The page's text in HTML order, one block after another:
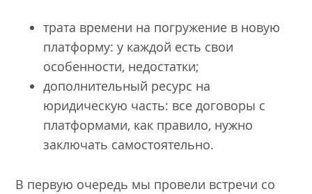
трата времени на погружение в новую
платформу: у каждой есть свои
особенности, недостатки;
дополнительный ресурс на
юридическую часть: все договоры с
платформами, как правило, нужно
заключать самостоятельно.
В первую очередь мы провели встречи со